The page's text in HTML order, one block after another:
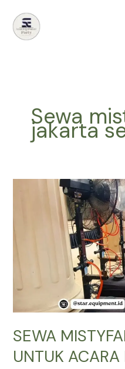
konten
Sewa
jakarta
SEWA
UNTUK